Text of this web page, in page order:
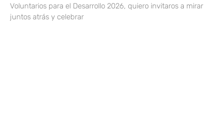
Voluntarios para el Desarrollo 2026, quiero invitaros a mirar
juntos atrás y celebrar